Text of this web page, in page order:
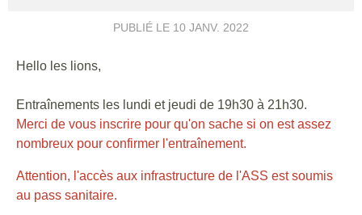
PUBLIÉ LE 10 JANV. 2022
Hello les lions,
Entraînements les lundi et jeudi de 19h30 à 21h30.
Merci de vous inscrire pour qu'on sache si on est assez
nombreux pour confirmer l'entraînement.
Attention, l'accès aux infrastructure de l'ASS est soumis
au pass sanitaire.